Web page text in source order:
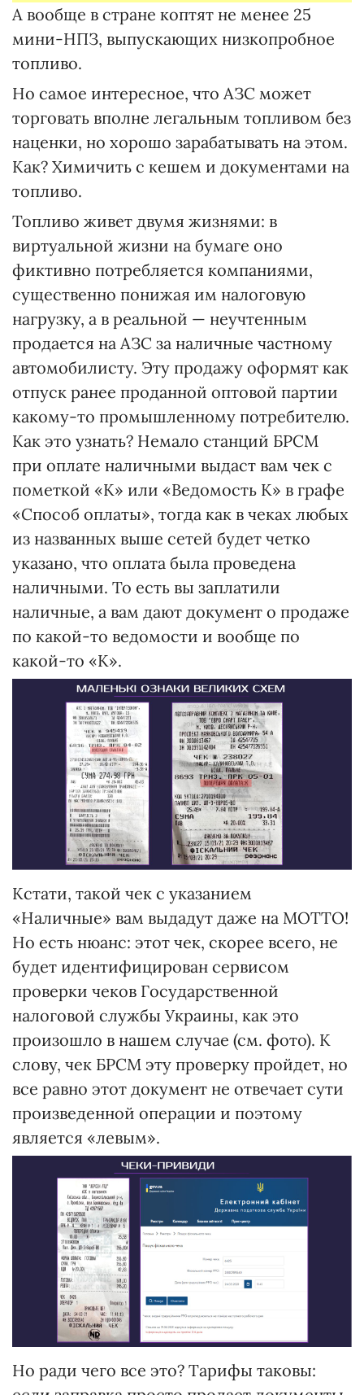
А вообще в стране коптят не менее 25
мини-НПЗ, выпускающих низкопробное
топливо.
Но самое интересное, что АЗС может
торговать вполне легальным топливом без
наценки, но хорошо зарабатывать на этом.
Как? Химичить с кешем и документами на
топливо.
Топливо живет двумя жизнями: в
виртуальной жизни на бумаге оно
фиктивно потребляется компаниями,
существенно понижая им налоговую
нагрузку, а в реальной — неучтенным
продается на АЗС за наличные частному
автомобилисту. Эту продажу оформят как
отпуск ранее проданной оптовой партии
какому-то промышленному потребителю.
Как это узнать? Немало станций БРСМ
при оплате наличными выдаст вам чек с
пометкой «К» или «Ведомость К» в графе
«Способ оплаты», тогда как в чеках любых
из названных выше сетей будет четко
указано, что оплата была проведена
наличными. То есть вы заплатили
наличные, а вам дают документ о продаже
по какой-то ведомости и вообще по
какой-то «К».
Кстати, такой чек с указанием
«Наличные» вам выдадут даже на МОТТО!
Но есть нюанс: этот чек, скорее всего, не
будет идентифицирован сервисом
проверки чеков Государственной
налоговой службы Украины, как это
произошло в нашем случае (см. фото). К
слову, чек БРСМ эту проверку пройдет, но
все равно этот документ не отвечает сути
произведенной операции и поэтому
является «левым».
Но ради чего все это? Тарифы таковы: